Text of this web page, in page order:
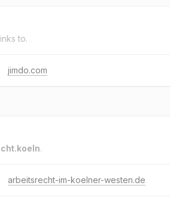
to.
jimdo.com
.
arbeitsrecht-im-koelner-westen.de